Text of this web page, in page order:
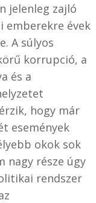
jelenleg zajló
emberekre évek
A súlyos
korrupció, a
és a
hogy már
események
okok sok
nagy része úgy
rendszer